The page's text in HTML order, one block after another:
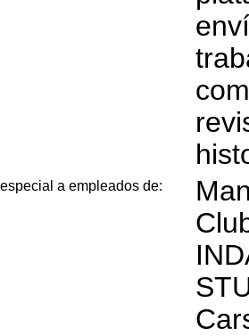
a empleados de: